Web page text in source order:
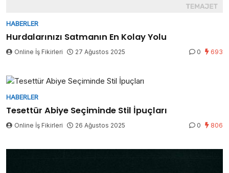
HABERLER
Hurdalarınızı Satmanın En Kolay Yolu
Online İş Fikirleri 27 Ağustos 2025 0 693
HABERLER
Tesettür Abiye Seçiminde Stil İpuçları
Online İş Fikirleri 26 Ağustos 2025 0 806